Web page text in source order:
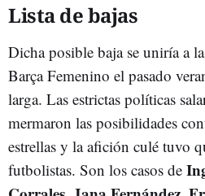
Lista de bajas
Dicha posible baja se uniría a
Barça Femenino el pasado
larga. Las estrictas políticas
mermaron las posibilidades
estrellas y la afición culé tuvo
futbolistas. Son los casos de